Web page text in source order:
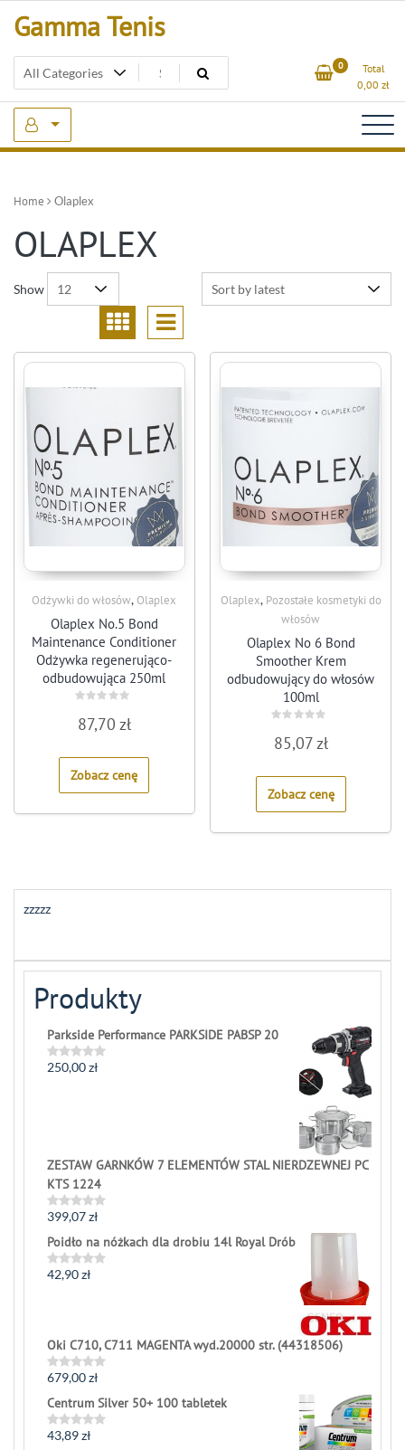
Gamma Tenis
0
Total
0,00 zł
Home Olaplex
OLAPLEX
Show
Odżywki do włosów, Olaplex
Olaplex No.5 Bond
Maintenance Conditioner
Odżywka regenerująco-
odbudowująca 250ml
0
out
5
87,70 zł
Zobacz cenę
Olaplex, Pozostałe kosmetyki do
włosów
Olaplex No 6 Bond
Smoother Krem
odbudowujący do włosów
100ml
0
out
5
85,07zł
Zobacz cenę
zzzzz
Produkty
Parkside Performance PARKSIDE PABSP 20
Rated
250,00zł
ZESTAW GARNKÓW 7 ELEMENTÓW STAL NIERDZEWNEJ PC
KTS 1224
Rated
out
of
5
399,07zł
Poidło na nóżkach dla drobiu 14l Royal Drób
Rated
42,90zł
Oki C710, C711 MAGENTA wyd.20000 str. (44318506)
Rated
out
of
5
679,00zł
Centrum Silver 50+ 100 tabletek
Rated
43,89zł